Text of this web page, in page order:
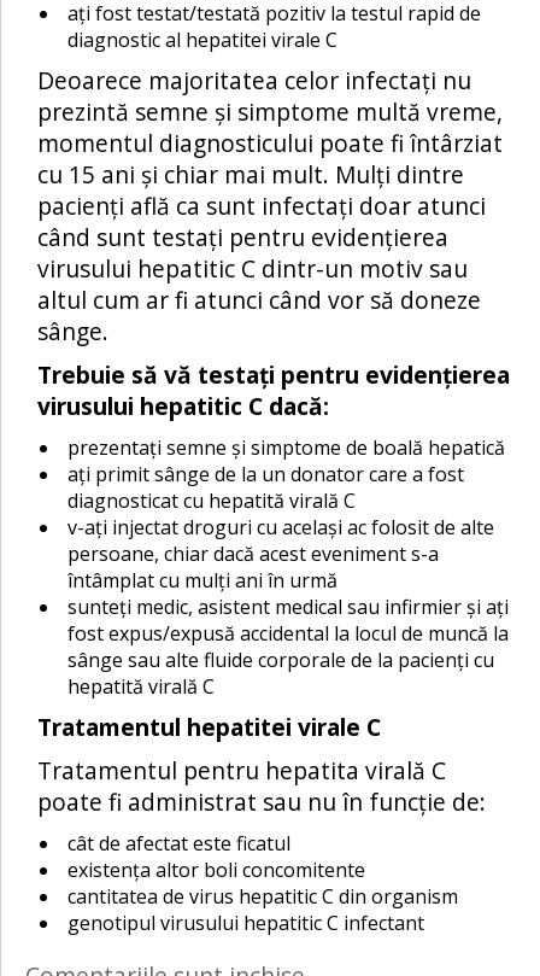
ați fost testat/testată pozitiv la testul rapid de
diagnostic al hepatitei virale C
Deoarece majoritatea celor infectați nu
prezintă semne și simptome multă vreme,
momentul diagnosticului poate fi întârziat
cu 15 ani și chiar mai mult. Mulți dintre
pacienți află ca sunt infectați doar atunci
când sunt testați pentru evidențierea
virusului hepatitic C dintr-un motiv sau
altul cum ar fi atunci când vor să doneze
sânge.
Trebuie să vă testați pentru evidențierea
virusului hepatitic C dacă:
prezentați semne și simptome de boală hepatică
ați primit sânge de la un donator care a fost
diagnosticat cu hepatită virală C
v-ați injectat droguri cu același ac folosit de alte
persoane, chiar dacă acest eveniment s-a
întâmplat cu mulți ani în urmă
sunteți medic, asistent medical sau infirmier și ați
fost expus/expusă accidental la locul de muncă la
sânge sau alte fluide corporale de la pacienți cu
hepatită virală C
Tratamentul hepatitei virale C
Tratamentul pentru hepatita virală C
poate fi administrat sau nu în funcție de:
cât de afectat este ficatul
existența altor boli concomitente
cantitatea de virus hepatitic C din organism
genotipul virusului hepatitic C infectant